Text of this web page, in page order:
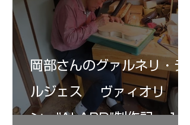
岡部さんのグァルネリ・デ
ルジェス ヴァィオリ
ン ”ALARD"制作記 １2